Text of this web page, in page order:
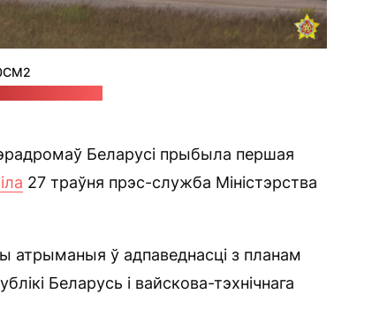
Беларусі прыбыла першая
27 траўня прэс-служба Міністэрства
атрыманыя ў адпаведнасці з планам
Беларусь і вайскова-тэхнічнага